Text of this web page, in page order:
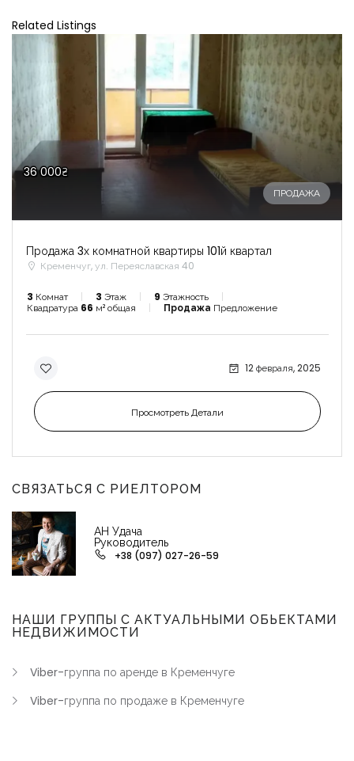
Related Listings
36 000₴
ПРОДАЖА
Продажа 3х комнатной квартиры 101й квартал
Кременчуг, ул. Переяславская 40
3 Комнат 3 Этаж 9 Этажность
Квадратура 66 м² общая Продажа Предложение
12 февраля, 2025
Просмотреть Детали
СВЯЗАТЬСЯ С РИЕЛТОРОМ
АН Удача
Руководитель
+38 (097) 027-26-59
НАШИ ГРУППЫ С АКТУАЛЬНЫМИ ОБЬЕКТАМИ
НЕДВИЖИМОСТИ
Viber-группа по аренде в Кременчуге
Viber-группа по продаже в Кременчуге